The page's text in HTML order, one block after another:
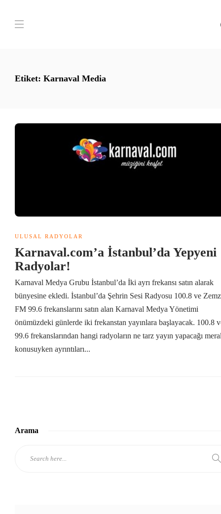
Etiket: Karnaval Media
ULUSAL RADYOLAR
Karnaval.com’a İstanbul’da Yepyeni
Radyolar!
Karnaval Medya Grubu İstanbul’da İki ayrı frekansı satın alarak
bünyesine ekledi. İstanbul’da Şehrin Sesi Radyosu 100.8 ve
FM 99.6 frekanslarını satın alan Karnaval Medya Yönetimi
önümüzdeki günlerde iki frekanstan yayınlara başlayacak. 100.8
99.6 frekanslarından hangi radyoların ne tarz yayın yapacağı
konusuyken ayrıntıları...
Arama